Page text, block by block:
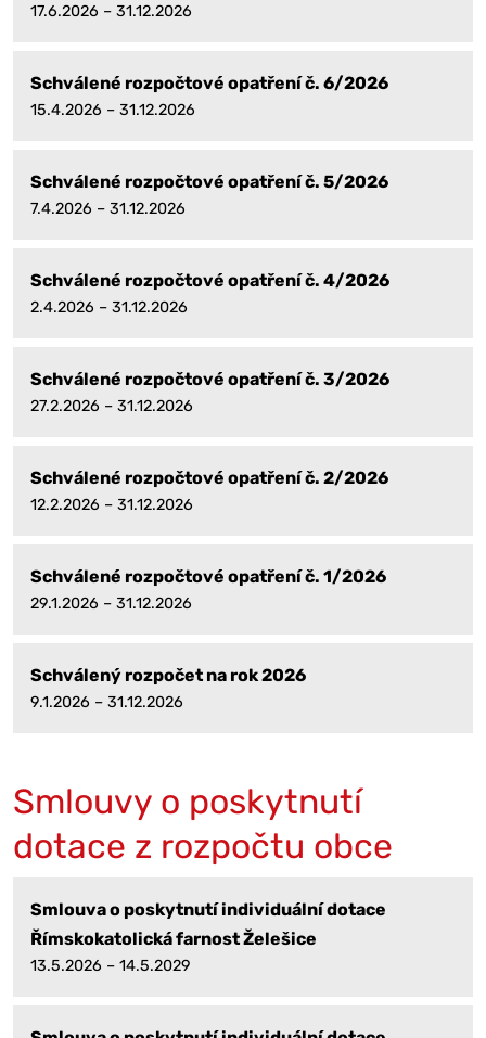
17.6.2026 – 31.12.2026
Schválené rozpočtové opatření č. 6/2026
15.4.2026 – 31.12.2026
Schválené rozpočtové opatření č. 5/2026
7.4.2026 – 31.12.2026
Schválené rozpočtové opatření č. 4/2026
2.4.2026 – 31.12.2026
Schválené rozpočtové opatření č. 3/2026
27.2.2026 – 31.12.2026
Schválené rozpočtové opatření č. 2/2026
12.2.2026 – 31.12.2026
Schválené rozpočtové opatření č. 1/2026
29.1.2026 – 31.12.2026
Schválený rozpočet na rok 2026
9.1.2026 – 31.12.2026
Smlouvy o poskytnutí
dotace z rozpočtu obce
Smlouva o poskytnutí individuální dotace
Římskokatolická farnost Želešice
13.5.2026 – 14.5.2029